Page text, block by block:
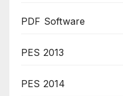
PDF Software
PES 2013
PES 2014